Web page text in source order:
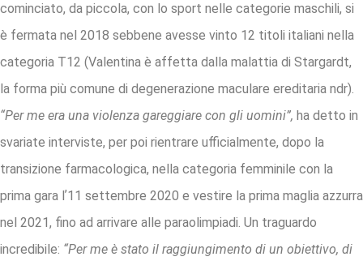
cominciato, da piccola, con lo sport nelle categorie maschili, si
è fermata nel 2018 sebbene avesse vinto 12 titoli italiani nella
categoria T12 (Valentina è affetta dalla malattia di Stargardt,
la forma più comune di degenerazione maculare ereditaria ndr).
“Per me era una violenza gareggiare con gli uomini”, ha detto in
svariate interviste, per poi rientrare ufficialmente, dopo la
transizione farmacologica, nella categoria femminile con la
prima gara lʼ11 settembre 2020 e vestire la prima maglia azzurra
nel 2021, fino ad arrivare alle paraolimpiadi. Un traguardo
incredibile: “Per me è stato il raggiungimento di un obiettivo, di